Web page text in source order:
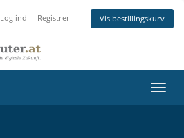
Log ind Registrer Vis bestillingskurv
Skift